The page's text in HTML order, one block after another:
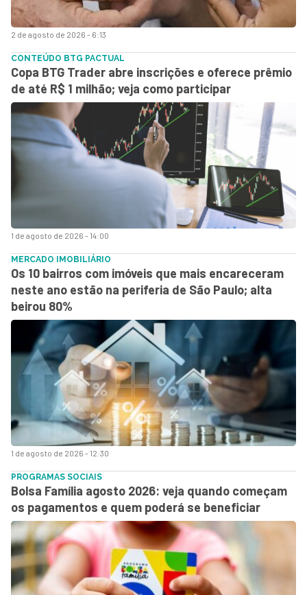
2 de agosto de 2026 - 6:13
1 de agosto de 2026 - 14:00
CONTEÚDO BTG PACTUAL
Copa BTG Trader abre inscrições e oferece prêmio
de até R$ 1 milhão; veja como participar
1 de agosto de 2026 - 12:30
MERCADO IMOBILIÁRIO
Os 10 bairros com imóveis que mais encareceram
neste ano estão na periferia de São Paulo; alta
beirou 80%
PROGRAMAS SOCIAIS
Bolsa Família agosto 2026: veja quando começam
os pagamentos e quem poderá se beneficiar